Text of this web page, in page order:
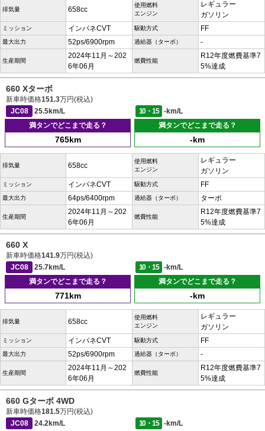
排気量 658cc
使用燃料
エンジン
レギュラー
ガソリン
ミッション インパネCVT 駆動方式 FF
最大出力 52ps/6900rpm 過給器（ターボ） -
生産期間
2024年11月～202
6年06月
燃費性能
R12年度燃費基準7
5%達成
660 Xターボ
新車時価格151.3万円(税込)
JC08
25.5km/L 10・15
-km/L
満タンでどこまで走る？
765km
満タンでどこまで走る？
-km
排気量 658cc
使用燃料
エンジン
レギュラー
ガソリン
ミッション インパネCVT 駆動方式 FF
最大出力 64ps/6400rpm 過給器（ターボ） ターボ
生産期間
2024年11月～202
6年06月
燃費性能
R12年度燃費基準7
5%達成
660 X
新車時価格141.9万円(税込)
JC08
25.7km/L 10・15
-km/L
満タンでどこまで走る？
771km
満タンでどこまで走る？
-km
排気量 658cc
使用燃料
エンジン
レギュラー
ガソリン
ミッション インパネCVT 駆動方式 FF
最大出力 52ps/6900rpm 過給器（ターボ） -
生産期間
2024年11月～202
6年06月
燃費性能
R12年度燃費基準7
5%達成
660 Gターボ 4WD
新車時価格181.5万円(税込)
JC08
24.2km/L 10・15
-km/L